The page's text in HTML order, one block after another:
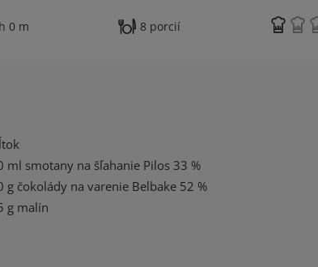
0 m 8 porcií
ml smotany na šľahanie Pilos 33 %
g čokolády na varenie Belbake 52 %
g malín